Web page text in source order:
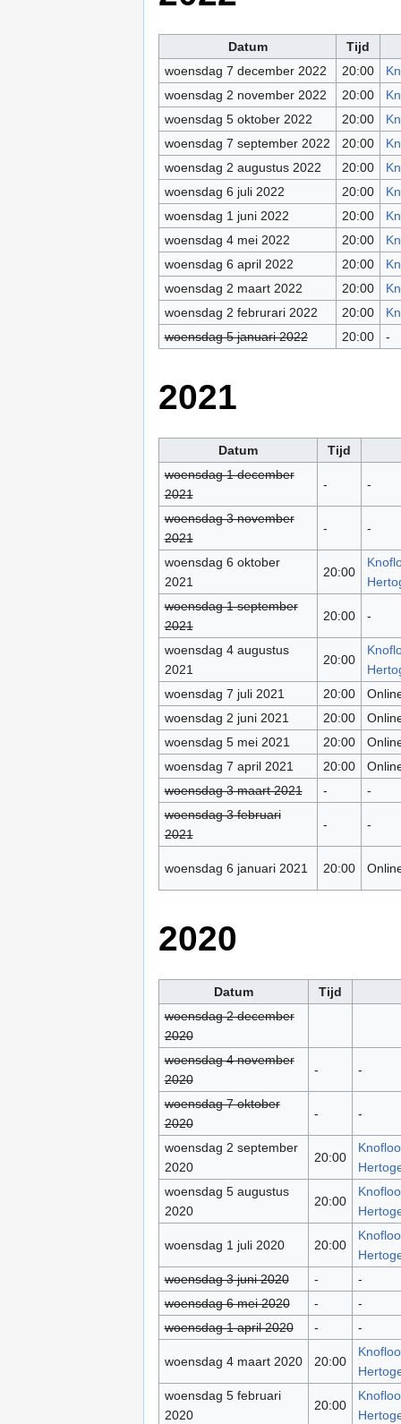
Datum
Tijd
woensdag 7 december 2022
20:00
woensdag 2 november 2022
20:00
woensdag 5 oktober 2022
20:00
woensdag 7 september 2022
20:00
woensdag 2 augustus 2022
20:00
woensdag 6 juli 2022
20:00
woensdag 1 juni 2022
20:00
woensdag 4 mei 2022
20:00
woensdag 6 april 2022
20:00
woensdag 2 maart 2022
20:00
woensdag 2 februrari 2022
20:00
woensdag 5 januari 2022
20:00 -
2021
Datum
Tijd
woensdag 1 december
2021
- -
woensdag 3 november
2021
- -
woensdag 6 oktober
2021
20:00
woensdag 1 september
2021
20:00 -
woensdag 4 augustus
2021
20:00
woensdag 7 juli 2021
20:00
woensdag 2 juni 2021
20:00
woensdag 5 mei 2021
20:00
woensdag 7 april 2021
20:00
woensdag 3 maart 2021
-
-
woensdag 3 februari
2021
- -
woensdag 6 januari 2021 20:00
2020
Datum
Tijd
woensdag 2 december
2020
woensdag 4 november
2020
- -
woensdag 7 oktober
2020
- -
woensdag 2 september
2020
20:00
woensdag 5 augustus
2020
20:00
woensdag 1 juli 2020 20:00
woensdag 3 juni 2020
-
-
woensdag 6 mei 2020
-
-
woensdag 1 april 2020
- -
woensdag 4 maart 2020 20:00
woensdag 5 februari
2020
20:00